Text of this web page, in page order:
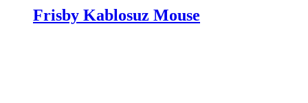
Frisby Kablosuz Mouse